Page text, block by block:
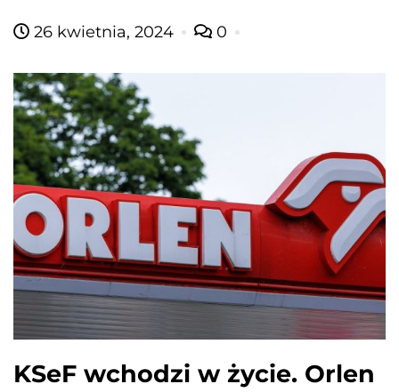
26 kwietnia, 2024 0
KSeF wchodzi w życie. Orlen